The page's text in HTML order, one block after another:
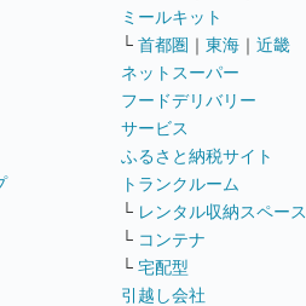
ミールキット
└ 首都圏 ｜ 東海 ｜ 近畿
ネットスーパー
フードデリバリー
サービス
ふるさと納税サイト
トランクルーム
└ レンタル収納スペース
└ コンテナ
└ 宅配型
引越し会社